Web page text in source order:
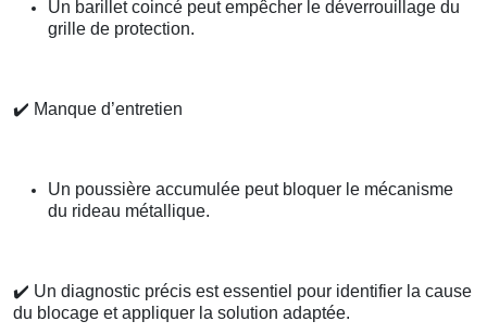
Un barillet coincé peut empêcher le déverrouillage du
grille de protection.
✔️ Manque d’entretien
Un poussière accumulée peut bloquer le mécanisme
du rideau métallique.
✔️ Un diagnostic précis est essentiel pour identifier la cause
du blocage et appliquer la solution adaptée.